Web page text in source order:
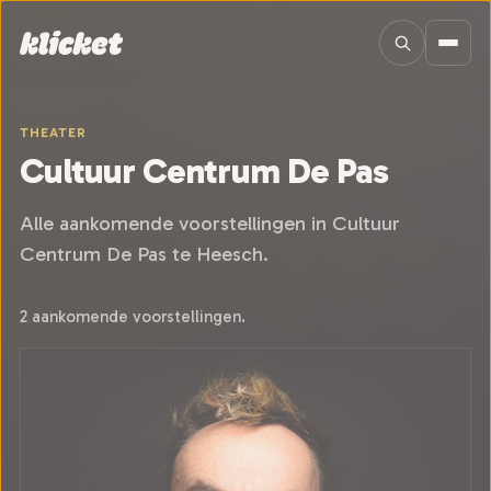
THEATER
Cultuur Centrum De Pas
Alle aankomende voorstellingen in Cultuur
Centrum De Pas te Heesch.
2 aankomende voorstellingen.